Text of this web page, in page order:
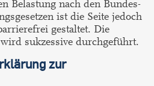
Belastung nach den Bundes-
ist die Seite jedoch
gestaltet. Die
sukzessive durchgeführt.
zur